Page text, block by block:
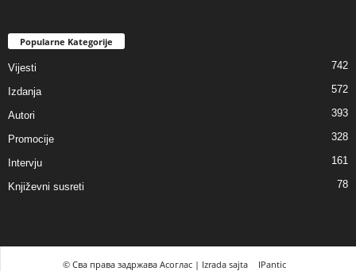
Popularne Kategorije
Vijesti 742
Izdanja 572
Autori 393
Promocije 328
Intervju 161
Književni susreti 78
© Сва права задржава Асоглас | Izrada sajta IPantic